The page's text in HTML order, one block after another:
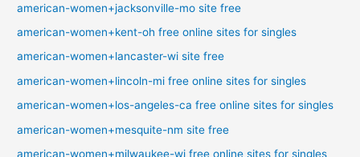
american-women+jacksonville-mo site free
american-women+kent-oh free online sites for singles
american-women+lancaster-wi site free
american-women+lincoln-mi free online sites for singles
american-women+los-angeles-ca free online sites for singles
american-women+mesquite-nm site free
american-women+milwaukee-wi free online sites for singles